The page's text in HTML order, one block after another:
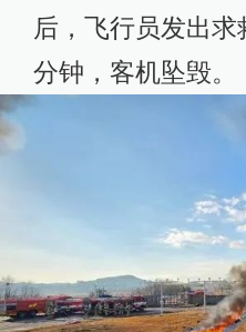
后，飞行员发出
分钟，客机坠毁。